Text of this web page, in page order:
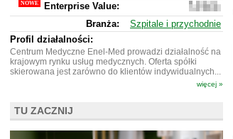
Enterprise Value:
275
413
Branża:
Szpitale i przychodnie
Profil działalności:
Centrum Medyczne Enel-Med prowadzi działalność na
krajowym rynku usług medycznych. Oferta spółki
skierowana jest zarówno do klientów indywidualnych...
więcej »
TU ZACZNIJ